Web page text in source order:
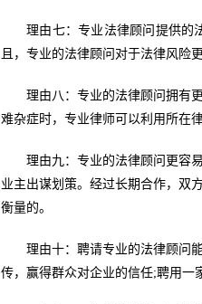
理由七：专业法律顾问提供的
且，专业的法律顾问对于法律风险
理由八：专业的法律顾问拥有
难杂症时，专业律师可以利用所在
理由九：专业的法律顾问更容
业主出谋划策。经过长期合作，双
衡量的。
理由十：聘请专业的法律顾问
传，赢得群众对企业的信任;聘用一